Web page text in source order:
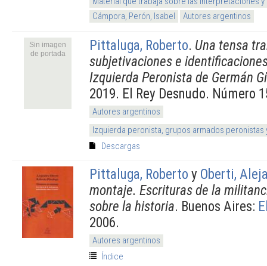
Cámpora, Perón, Isabel
Autores argentinos
Sin imagen
de portada
Pittaluga, Roberto. Una tensa
subjetivaciones e
Izquierda Peronista de Germán
2019. El Rey Desnudo. Número
Autores argentinos
Izquierda peronista, grupos armados
Descargas
Pittaluga, Roberto y Oberti,
montaje. Escrituras de la
sobre la historia. Buenos Aires:
2006.
Autores argentinos
Índice